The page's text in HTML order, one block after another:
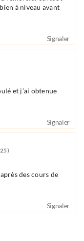
à niveau avant
Signaler
et j’ai obtenue
Signaler
des cours de
Signaler